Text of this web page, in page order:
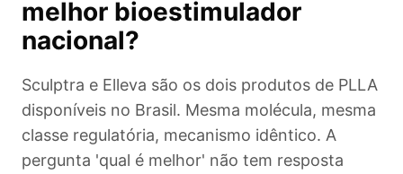
melhor bioestimulador
nacional?
Sculptra e Elleva são os dois produtos de PLLA
disponíveis no Brasil. Mesma molécula, mesma
classe regulatória, mecanismo idêntico. A
pergunta 'qual é melhor' não tem resposta